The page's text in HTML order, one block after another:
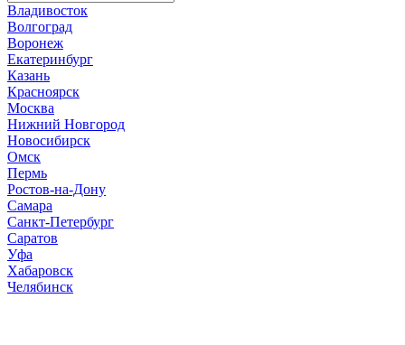
Владивосток
Волгоград
Воронеж
Екатеринбург
Казань
Красноярск
Москва
Нижний Новгород
Новосибирск
Омск
Пермь
Ростов-на-Дону
Самара
Санкт-Петербург
Саратов
Уфа
Хабаровск
Челябинск